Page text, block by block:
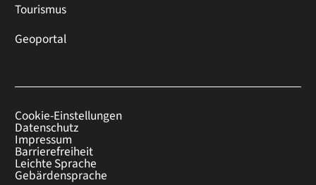
Tourismus
Geoportal
Cookie-Einstellungen
Datenschutz
Impressum
Barrierefreiheit
Leichte Sprache
Gebärdensprache